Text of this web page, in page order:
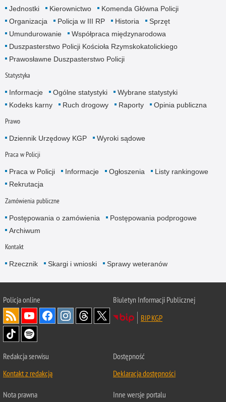
Jednostki Kierownictwo
Komenda Główna Policji
Organizacja
Policja w III RP Historia
Sprzęt
Umundurowanie
Współpraca międzynarodowa
Duszpasterstwo Policji Kościoła Rzymskokatolickiego
Prawosławne Duszpasterstwo Policji
Statystyka
Informacje Ogólne statystyki
Wybrane statystyki
Kodeks karny
Ruch drogowy Raporty Opinia publiczna
Prawo
Dziennik Urzędowy KGP Wyroki sądowe
Praca w Policji
Praca w Policji Informacje Ogłoszenia
Listy rankingowe
Rekrutacja
Zamówienia publiczne
Postępowania o zamówienia
Postępowania podprogowe
Archiwum
Kontakt
Rzecznik Skargi i wnioski Sprawy weteranów
Policjaonline
Biuletyn Informacji Publicznej
BIP KGP
Redakcja serwisu
Kontakt z redakcją
Dostępność
Deklaracja dostępności
Nota prawna Inne wersje portalu